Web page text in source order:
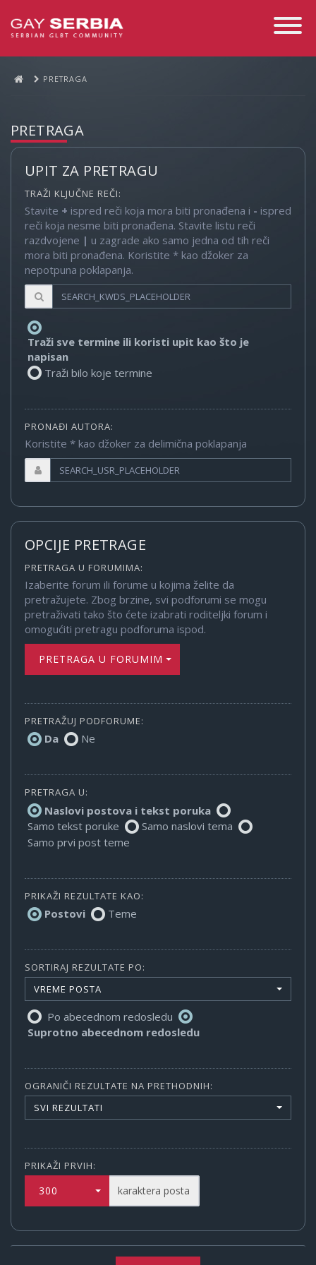
Toggle
PRETRAGA
PRETRAGA
UPIT ZA PRETRAGU
TRAŽI KLJUČNE REČI:
Stavite + ispred reči koja mora biti pronađena i - ispred
reči koja nesme biti pronađena. Stavite listu reči
razdvojene | u zagrade ako samo jedna od tih reči
mora biti pronađena. Koristite * kao džoker za
nepotpuna poklapanja.
Traži sve termine ili koristi upit kao što je
napisan
Traži bilo koje termine
PRONAĐI AUTORA:
Koristite * kao džoker za delimična poklapanja
OPCIJE PRETRAGE
PRETRAGA U FORUMIMA:
Izaberite forum ili forume u kojima želite da
pretražujete. Zbog brzine, svi podforumi se mogu
pretraživati tako što ćete izabrati roditeljki forum i
omogućiti pretragu podforuma ispod.
PRETRAGA U FORUMIMA
PRETRAŽUJ PODFORUME:
Da Ne
PRETRAGA U:
Naslovi postova i tekst poruka
Samo tekst poruke
Samo naslovi tema
Samo prvi post teme
PRIKAŽI REZULTATE KAO:
Postovi Teme
SORTIRAJ REZULTATE PO:
VREME POSTA
Po abecednom redosledu
Suprotno abecednom redosledu
OGRANIČI REZULTATE NA PRETHODNIH:
SVI REZULTATI
PRIKAŽI PRVIH:
300 karaktera posta